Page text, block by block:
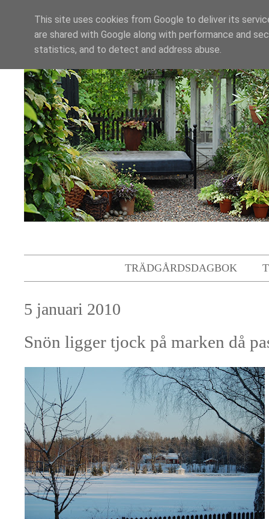
TRÄDGÅRDSDAGBOK
5 januari 2010
Snön ligger tjock på marken då
This site uses cookies from Google to deliver its
are shared with Google along with performance and
statistics, and to detect and address abuse.